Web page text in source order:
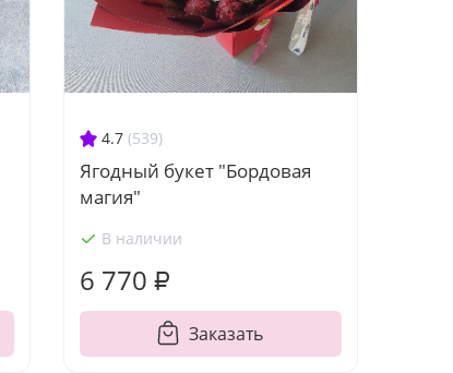
4.7 (539)
Ягодный букет "Бордовая
магия"
В наличии
6 770 ₽
Заказать